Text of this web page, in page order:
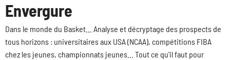
Envergure
Dans le monde du Basket... Analyse et décryptage des prospects de
tous horizons : universitaires aux USA (NCAA), compétitions FIBA
chez les jeunes, championnats jeunes... Tout ce qu'il faut pour